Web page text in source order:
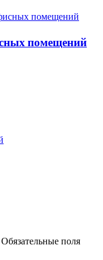
помещений
Обязательные поля